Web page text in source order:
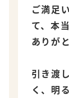
ご満足
て、本
ありが
引き渡
く、明